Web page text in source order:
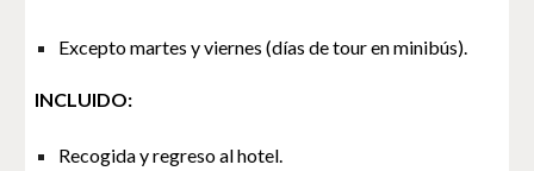
Excepto martes y viernes (días de tour en minibús).
INCLUIDO:
Recogida y regreso al hotel.